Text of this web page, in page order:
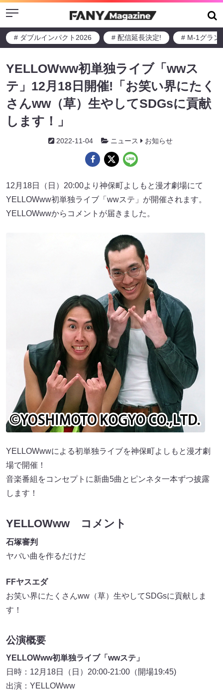
Menu
# ダブルインパクト2026 # 配信延長決定! # M-1グラン
YELLOWww初単独ライブ「wwス
テ」12月18日開催!「お笑い界にたく
さんww（草）生やしてSDGsに貢献
します！」
2022-11-04 ニュース お知らせ
12月18日（日）20:00より神保町よしもと漫才劇場にて
YELLOWww初単独ライブ「wwステ」が開催されます。
YELLOWwwからコメントが届きました。
YELLOWwwによる初単独ライブを神保町よしもと漫才劇
場で開催！
音楽番組をコンセプトに新曲5曲とピンネタ一本ずつ披露
します！
YELLOWww コメント
石塚審判
ヤバい曲を作るだけだ
FFヤスエダ
お笑い界にたくさんww（草）生やしてSDGsに貢献しま
す！
公演概要
YELLOWww初単独ライブ「wwステ」
日時：12月18日（日）20:00-21:00（開場19:45)
出演：YELLOWww